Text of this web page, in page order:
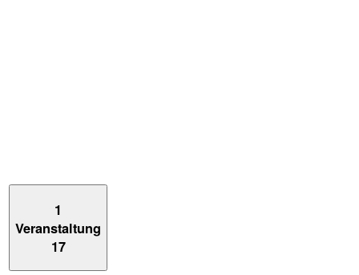
1
Veranstaltung
17